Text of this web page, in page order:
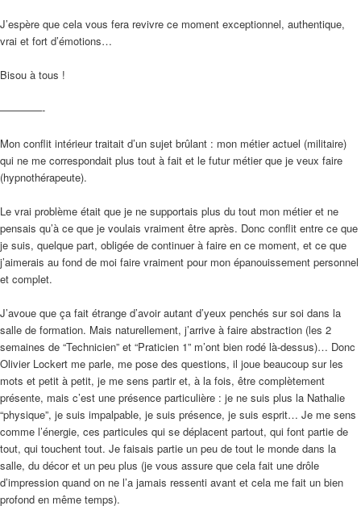
J’espère que cela vous fera revivre ce moment exceptionnel, authentique,
vrai et fort d’émotions…
Bisou à tous !
————-
Mon conflit intérieur traitait d’un sujet brûlant : mon métier actuel (militaire)
qui ne me correspondait plus tout à fait et le futur métier que je veux faire
(hypnothérapeute).
Le vrai problème était que je ne supportais plus du tout mon métier et ne
pensais qu’à ce que je voulais vraiment être après. Donc conflit entre ce que
je suis, quelque part, obligée de continuer à faire en ce moment, et ce que
j’aimerais au fond de moi faire vraiment pour mon épanouissement personnel
et complet.
J’avoue que ça fait étrange d’avoir autant d’yeux penchés sur soi dans la
salle de formation. Mais naturellement, j’arrive à faire abstraction (les 2
semaines de “Technicien” et “Praticien 1” m’ont bien rodé là-dessus)… Donc
Olivier Lockert me parle, me pose des questions, il joue beaucoup sur les
mots et petit à petit, je me sens partir et, à la fois, être complètement
présente, mais c’est une présence particulière : je ne suis plus la Nathalie
“physique”, je suis impalpable, je suis présence, je suis esprit… Je me sens
comme l’énergie, ces particules qui se déplacent partout, qui font partie de
tout, qui touchent tout. Je faisais partie un peu de tout le monde dans la
salle, du décor et un peu plus (je vous assure que cela fait une drôle
d’impression quand on ne l’a jamais ressenti avant et cela me fait un bien
profond en même temps).